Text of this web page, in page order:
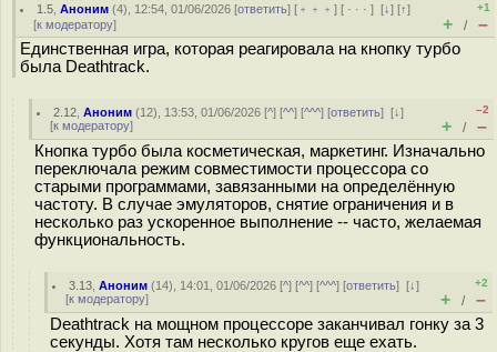
1.5 ,Аноним (4), 12:54, 01/06/2026 [ответить] [ ﹢﹢﹢] [ · · ·][↓] [↑]
[к модератору]
+1
+ / –
Единственная игра, которая реагировала на кнопку турбо
была Deathtrack.
2.12 ,Аноним (12), 13:53, 01/06/2026 [^] [^^] [^^^] [ответить][↓]
[к модератору]
–2
+ / –
Кнопка турбо была косметическая, маркетинг. Изначально
переключала режим совместимости процессора со
старыми программами, завязанными на определённую
частоту. В случае эмуляторов, снятие ограничения и в
несколько раз ускоренное выполнение -- часто, желаемая
функциональность.
3.13 ,Аноним (14), 14:01, 01/06/2026 [^] [^^] [^^^] [ответить][↓]
[к модератору]
+2
+ / –
Deathtrack на мощном процессоре заканчивал гонку за 3
секунды. Хотя там несколько кругов еще ехать.